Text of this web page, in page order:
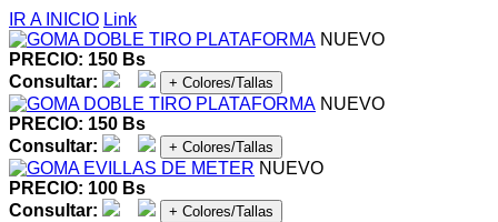
IR A INICIO Link
NUEVO
PRECIO: 150 Bs
Consultar:
+ Colores/Tallas
NUEVO
PRECIO: 150 Bs
Consultar:
+ Colores/Tallas
NUEVO
PRECIO: 100 Bs
Consultar:
+ Colores/Tallas